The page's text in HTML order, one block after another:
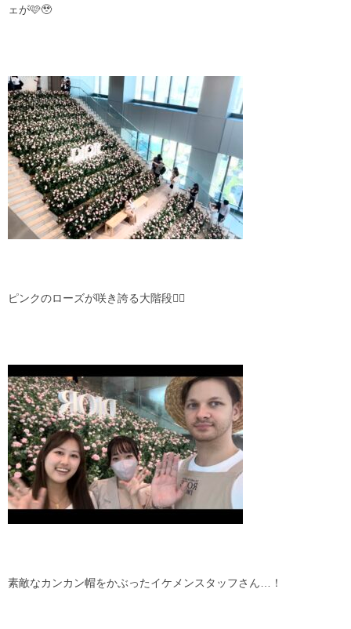
ェが🩷🥹
ピンクのローズが咲き誇る大階段🚶‍♀️
素敵なカンカン帽をかぶったイケメンスタッフさん…！